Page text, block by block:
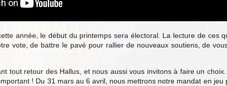
année, le début du printemps sera électoral. La lecture de ces
vote, de battre le pavé pour rallier de nouveaux soutiens, de
tout retour des Hallus, et nous aussi vous invitons à faire un
! Du 31 mars au 6 avril, nous mettrons notre mandat en jeu